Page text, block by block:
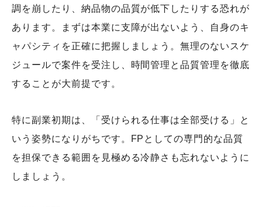
調を崩したり、納品物の品質が低下したりする恐れが
あります。まずは本業に支障が出ないよう、自身のキ
ャパシティを正確に把握しましょう。無理のないスケ
ジュールで案件を受注し、時間管理と品質管理を徹底
することが大前提です。
特に副業初期は、「受けられる仕事は全部受ける」と
いう姿勢になりがちです。FPとしての専門的な品質
を担保できる範囲を見極める冷静さも忘れないように
しましょう。